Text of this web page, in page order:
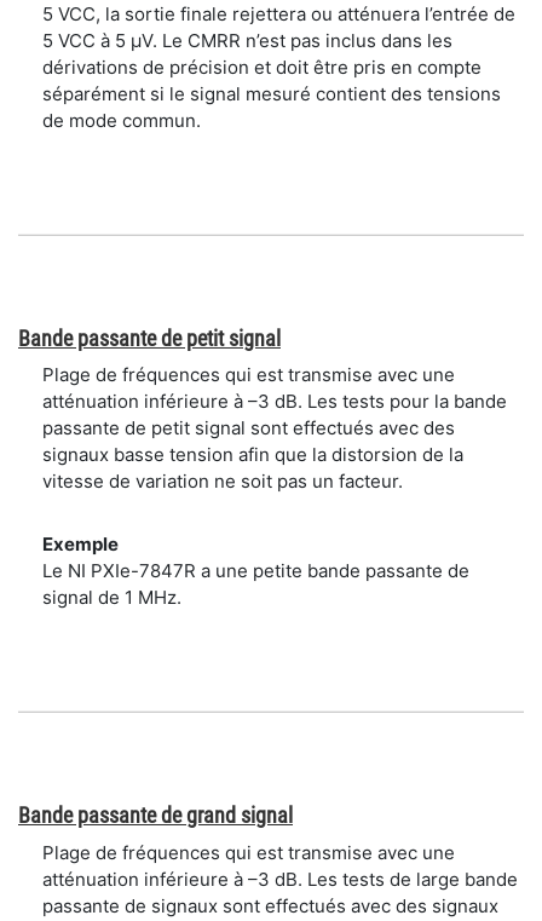
5 VCC, la sortie finale rejettera ou atténuera l’entrée de
5 VCC à 5 μV. Le CMRR n’est pas inclus dans les
dérivations de précision et doit être pris en compte
séparément si le signal mesuré contient des tensions
de mode commun.
Bande passante de petit signal
Plage de fréquences qui est transmise avec une
atténuation inférieure à –3 dB. Les tests pour la bande
passante de petit signal sont effectués avec des
signaux basse tension afin que la distorsion de la
vitesse de variation ne soit pas un facteur.
Exemple
Le NI PXIe-7847R a une petite bande passante de
signal de 1 MHz.
Bande passante de grand signal
Plage de fréquences qui est transmise avec une
atténuation inférieure à –3 dB. Les tests de large bande
passante de signaux sont effectués avec des signaux